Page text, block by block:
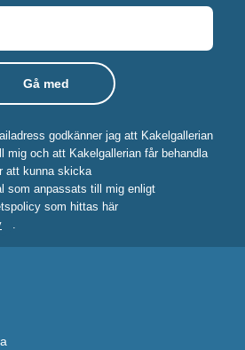
godkänner jag att Kakelgallerian
mig och att Kakelgallerian får behandla
att kunna skicka
som anpassats till mig enligt
som hittas här
.